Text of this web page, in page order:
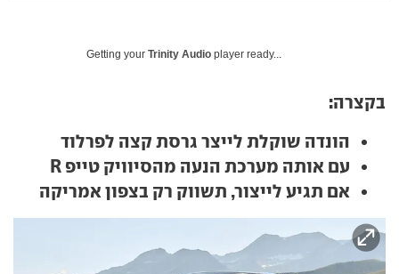
Getting your Trinity Audio player ready...
בקצרה:
הונדה שוקלת לייצר גרסת קצה לפרלוד
עם אותה מערכת הנעה מהסיוויק טייפ R
אם תגיע לייצור, תשווק רק בצפון אמריקה